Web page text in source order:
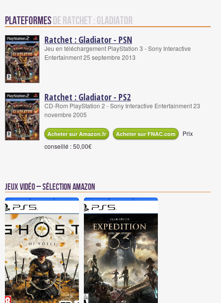
Plateformesde Ratchet : Gladiator
Ratchet : Gladiator - PSN
Jeu en téléchargement PlayStation 3 - Sony Interactive
Entertainment 25 septembre 2013
Ratchet : Gladiator - PS2
CD-Rom PlayStation 2 - Sony Interactive Entertainment 23
novembre 2005
Acheter sur Amazon.fr Acheter sur FNAC.com
Prix
conseillé : 50,00€
Jeux vidéo – Sélection Amazon